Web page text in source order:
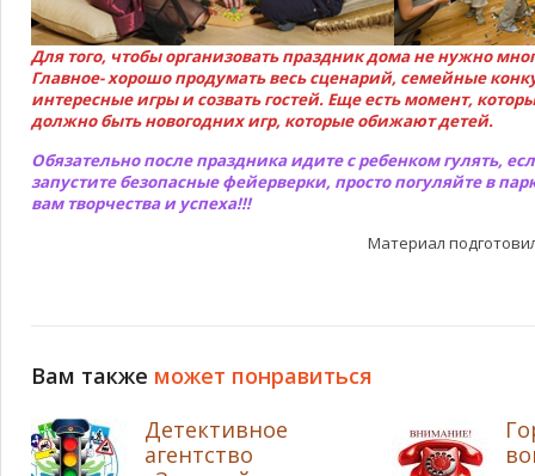
Для того, чтобы организовать праздник дома не нужно
Главное- хорошо продумать весь сценарий, семейные
интересные игры и созвать гостей. Еще есть момент,
должно быть новогодних игр, которые обижают детей.
Обязательно после праздника идите с ребенком гулять,
запустите безопасные фейерверки, просто погуляйте в
вам творчества и успеха!!!
Материал
Вам также может понравиться
Детективное
агентство